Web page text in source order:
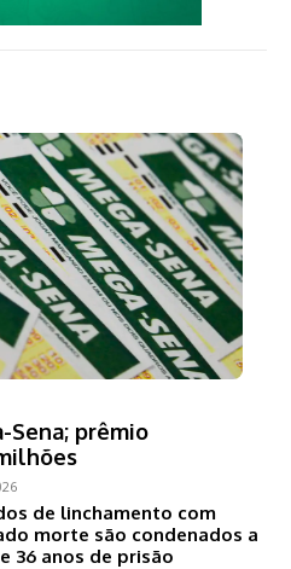
Sena; prêmio
de linchamento com
morte são condenados a
36 anos de prisão